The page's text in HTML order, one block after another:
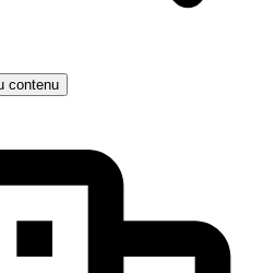
contenu